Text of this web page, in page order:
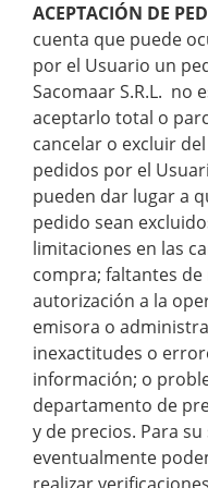
ACEPTACIÓN DE
cuenta que puede
por el Usuario un
Sacomaar S.R.L. no
aceptarlo total o
cancelar o excluir
pedidos por el
pueden dar lugar a
pedido sean
limitaciones en las
compra; faltantes
autorización a la
emisora o
inexactitudes o
información; o
departamento de
y de precios. Para
eventualmente